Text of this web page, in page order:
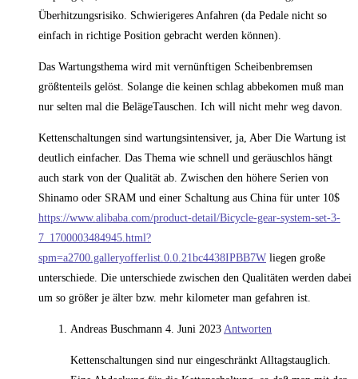
Überhitzungsrisiko. Schwierigeres Anfahren (da Pedale nicht so
einfach in richtige Position gebracht werden können).
Das Wartungsthema wird mit vernünftigen Scheibenbremsen
größtenteils gelöst. Solange die keinen schlag abbekomen muß man
nur selten mal die BelägeTauschen. Ich will nicht mehr weg davon.
Kettenschaltungen sind wartungsintensiver, ja, Aber Die Wartung ist
deutlich einfacher. Das Thema wie schnell und geräuschlos hängt
auch stark von der Qualität ab. Zwischen den höhere Serien von
Shinamo oder SRAM und einer Schaltung aus China für unter 10$
https://www.alibaba.com/product-detail/Bicycle-gear-system-set-3-
7_1700003484945.html?
spm=a2700.galleryofferlist.0.0.21bc4438IPBB7W liegen große
unterschiede. Die unterschiede zwischen den Qualitäten werden dabei
um so größer je älter bzw. mehr kilometer man gefahren ist.
Andreas Buschmann 4. Juni 2023 Antworten
Kettenschaltungen sind nur eingeschränkt Alltagstauglich.